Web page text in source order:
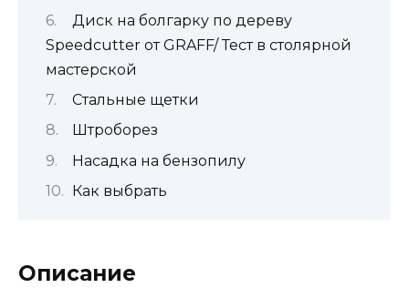
Диск на болгарку по дереву
Speedcutter от GRAFF/ Тест в столярной
мастерской
Стальные щетки
Штроборез
Насадка на бензопилу
Как выбрать
Описание